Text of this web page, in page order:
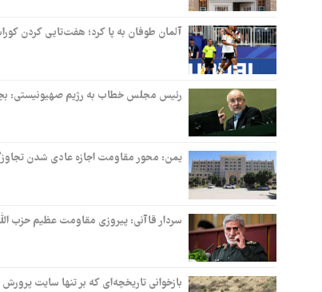
آلمان طوفان به پا کرد؛ هفت‌تایی کردن
رئیس مجلس خطاب به رژیم صهیونیستی:
یمن: محور مقاومت اجازه عادی شدن
سردار قاآنی: پیروزی مقاومت عظیم حزب
بازخوانی تاریخچه‌ای که بر تنها سایت